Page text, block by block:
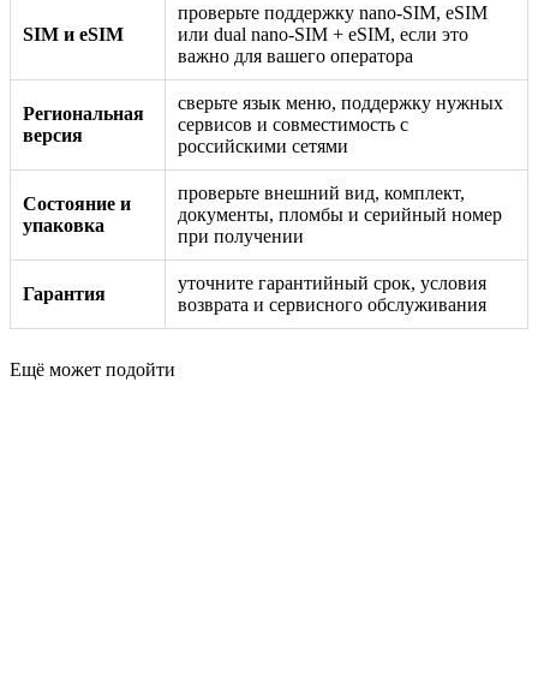
SIM и eSIM
проверьте поддержку nano-SIM, eSIM
или dual nano-SIM + eSIM, если это
важно для вашего оператора
Региональная
версия
сверьте язык меню, поддержку нужных
сервисов и совместимость с
российскими сетями
Состояние и
упаковка
проверьте внешний вид, комплект,
документы, пломбы и серийный номер
при получении
Гарантия
уточните гарантийный срок, условия
возврата и сервисного обслуживания
Ещё может подойти